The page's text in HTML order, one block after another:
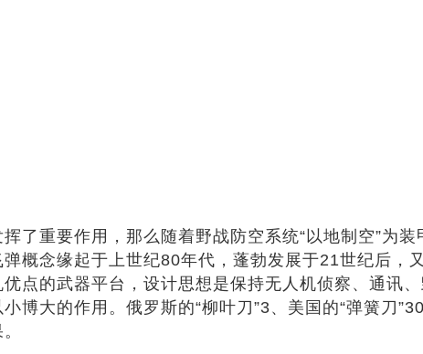
了重要作用，那么随着野战防空系统“以地制空”为
概念缘起于上世纪80年代，蓬勃发展于21世纪后，
点的武器平台，设计思想是保持无人机侦察、通讯
大的作用。俄罗斯的“柳叶刀”3、美国的“弹簧刀